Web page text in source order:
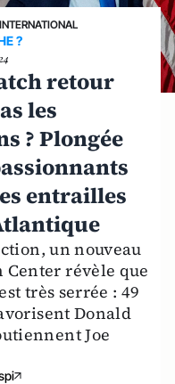
?
retour
les
? Plongée
entrailles
un nouveau
Center révèle que
très serrée : 49
Donald
Joe